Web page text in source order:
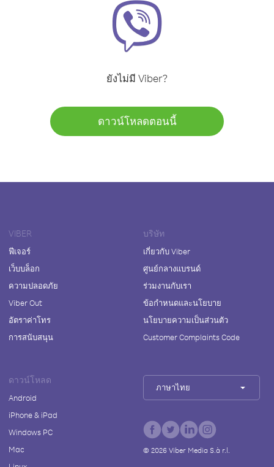
ยังไม่มี Viber?
ดาวน์โหลดตอนนี้
VIBER
ฟีเจอร์
เว็บบล็อก
ความปลอดภัย
Viber Out
อัตราค่าโทร
การสนับสนุน
บริษัท
เกี่ยวกับ Viber
ศูนย์กลางแบรนด์
ร่วมงานกับเรา
ข้อกำหนดและนโยบาย
นโยบายความเป็นส่วนตัว
Customer Complaints Code
ดาวน์โหลด
Android
iPhone & iPad
Windows PC
Mac
ภาษาไทย
© 2026Viber Media S.à r.l.